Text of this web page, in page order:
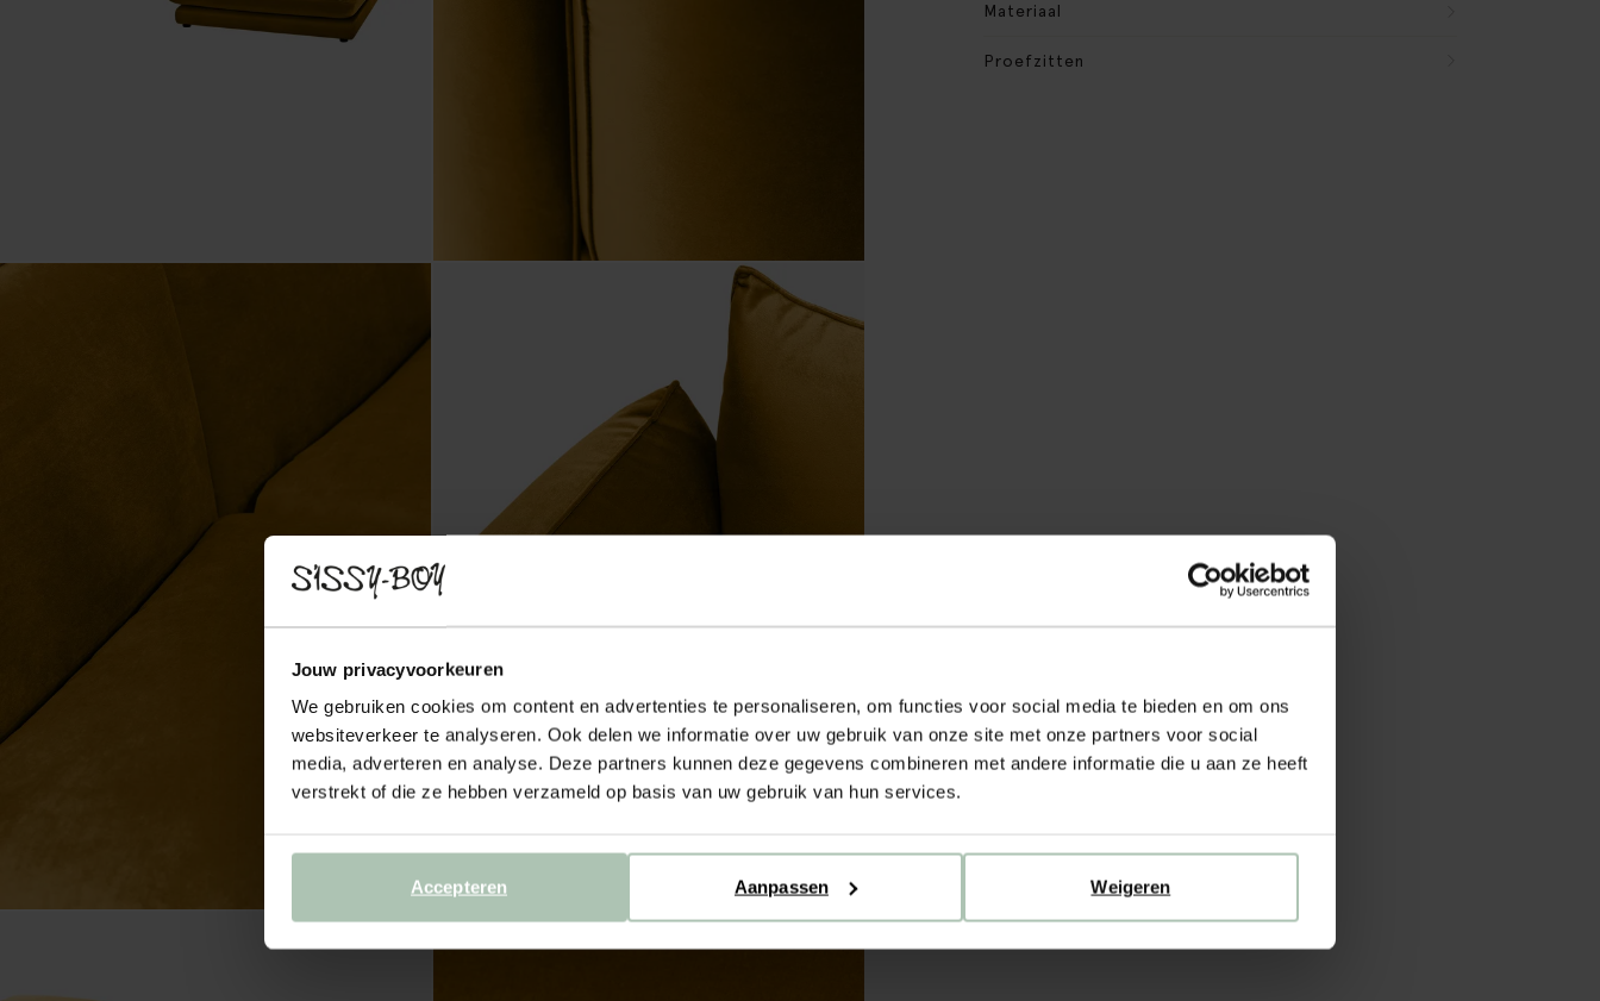
Jouw privacyvoorkeuren
We gebruiken cookies om content en advertenties te personaliseren, om functies voor social media te bieden en om ons
websiteverkeer te analyseren. Ook delen we informatie over uw gebruik van onze site met onze partners voor social
media, adverteren en analyse. Deze partners kunnen deze gegevens combineren met andere informatie die u aan ze heeft
verstrekt of die ze hebben verzameld op basis van uw gebruik van hun services.
Weigeren
Aanpassen
Accepteren
Materiaal
Proefzitten